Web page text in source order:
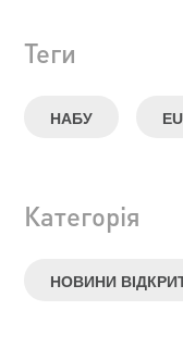
Теги
НАБУ
Категорія
НОВИНИ